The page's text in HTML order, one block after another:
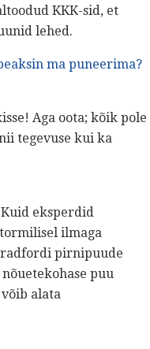
KKK-sid, et
lehed.
ma puneerima?
Aga oota; kõik pole
tegevuse kui ka
eksperdid
ilmaga
pirnipuude
puu
alata